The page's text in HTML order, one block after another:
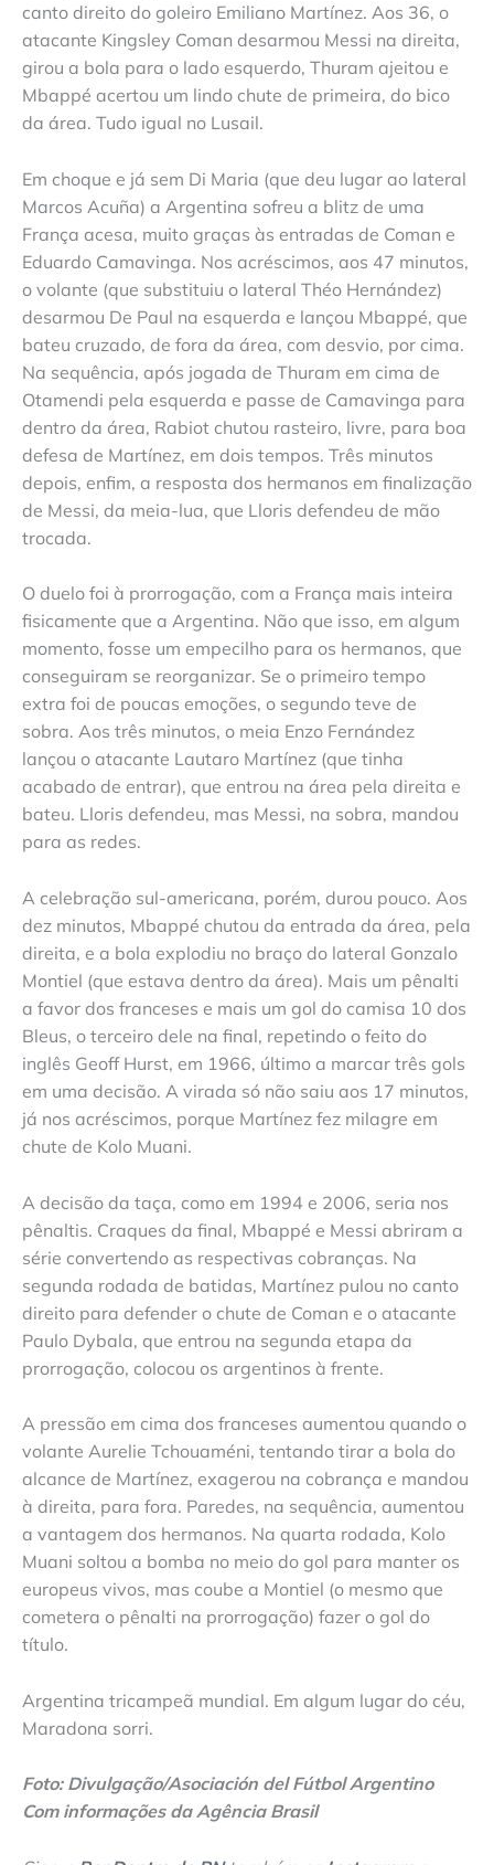
canto direito do goleiro Emiliano Martínez. Aos 36, o
atacante Kingsley Coman desarmou Messi na direita,
girou a bola para o lado esquerdo, Thuram ajeitou e
Mbappé acertou um lindo chute de primeira, do bico
da área. Tudo igual no Lusail.
Em choque e já sem Di Maria (que deu lugar ao lateral
Marcos Acuña) a Argentina sofreu a blitz de uma
França acesa, muito graças às entradas de Coman e
Eduardo Camavinga. Nos acréscimos, aos 47 minutos,
o volante (que substituiu o lateral Théo Hernández)
desarmou De Paul na esquerda e lançou Mbappé, que
bateu cruzado, de fora da área, com desvio, por cima.
Na sequência, após jogada de Thuram em cima de
Otamendi pela esquerda e passe de Camavinga para
dentro da área, Rabiot chutou rasteiro, livre, para boa
defesa de Martínez, em dois tempos. Três minutos
depois, enfim, a resposta dos hermanos em finalização
de Messi, da meia-lua, que Lloris defendeu de mão
trocada.
O duelo foi à prorrogação, com a França mais inteira
fisicamente que a Argentina. Não que isso, em algum
momento, fosse um empecilho para os hermanos, que
conseguiram se reorganizar. Se o primeiro tempo
extra foi de poucas emoções, o segundo teve de
sobra. Aos três minutos, o meia Enzo Fernández
lançou o atacante Lautaro Martínez (que tinha
acabado de entrar), que entrou na área pela direita e
bateu. Lloris defendeu, mas Messi, na sobra, mandou
para as redes.
A celebração sul-americana, porém, durou pouco. Aos
dez minutos, Mbappé chutou da entrada da área, pela
direita, e a bola explodiu no braço do lateral Gonzalo
Montiel (que estava dentro da área). Mais um pênalti
a favor dos franceses e mais um gol do camisa 10 dos
Bleus, o terceiro dele na final, repetindo o feito do
inglês Geoff Hurst, em 1966, último a marcar três gols
em uma decisão. A virada só não saiu aos 17 minutos,
já nos acréscimos, porque Martínez fez milagre em
chute de Kolo Muani.
A decisão da taça, como em 1994 e 2006, seria nos
pênaltis. Craques da final, Mbappé e Messi abriram a
série convertendo as respectivas cobranças. Na
segunda rodada de batidas, Martínez pulou no canto
direito para defender o chute de Coman e o atacante
Paulo Dybala, que entrou na segunda etapa da
prorrogação, colocou os argentinos à frente.
A pressão em cima dos franceses aumentou quando o
volante Aurelie Tchouaméni, tentando tirar a bola do
alcance de Martínez, exagerou na cobrança e mandou
à direita, para fora. Paredes, na sequência, aumentou
a vantagem dos hermanos. Na quarta rodada, Kolo
Muani soltou a bomba no meio do gol para manter os
europeus vivos, mas coube a Montiel (o mesmo que
cometera o pênalti na prorrogação) fazer o gol do
título.
Argentina tricampeã mundial. Em algum lugar do céu,
Maradona sorri.
Foto: Divulgação/Asociación del Fútbol Argentino
Com informações da Agência Brasil